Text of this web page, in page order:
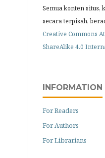
Semua konten situs,
secara terpisah,
Creative Commons
ShareAlike 4.0
INFORMATION
For Readers
For Authors
For Librarians